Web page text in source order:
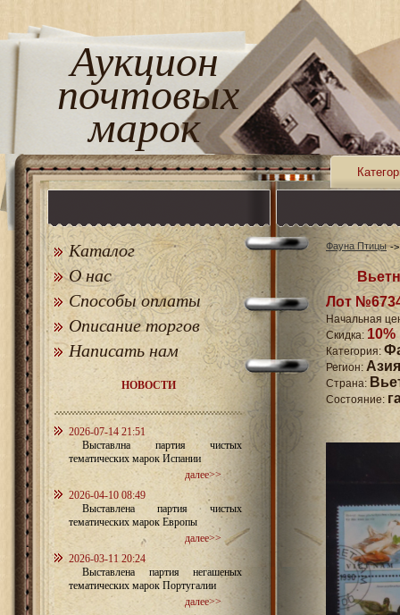
Аукцион
почтовых
марок
Каталог
О нас
Способы оплаты
Описание торгов
Написать нам
НОВОСТИ
2026-07-14 21:51
Выставлна партия чистых
тематических марок Испании
далее>>
2026-04-10 08:49
Выставлена партия чистых
тематических марок Европы
далее>>
2026-03-11 20:24
Выставлена партия негашеных
тематических марок Португалии
далее>>
Фауна Птицы
Лот
Начальная
Скидка: 10%
Категория:
Регион: Азия
Страна:
Состояние: